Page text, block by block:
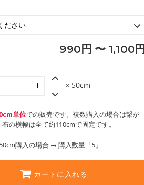
ックスカートなどのボトムス
見る
用品
990円 〜 1,100円
× 50cm
単位での販売です。複数購入の場合は繋が
の横幅は全て約110cmで固定です。
購入の場合 → 購入数量「5」
カートに入れる